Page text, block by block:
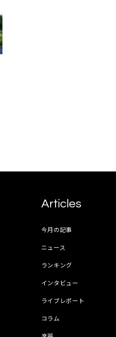
Articles
今月の記事
ニュース
ランキング
インタビュー
ライブレポート
コラム